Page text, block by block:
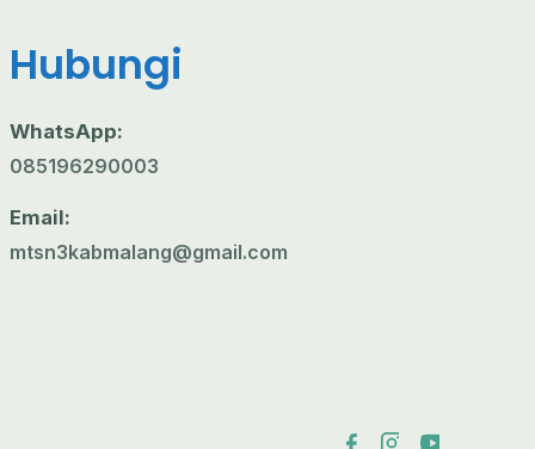
Hubungi
WhatsApp:
085196290003
Email:
mtsn3kabmalang@gmail.com